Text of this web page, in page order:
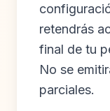
retendrás
final de tu
No se
parciales.